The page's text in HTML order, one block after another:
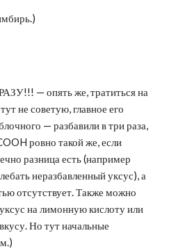
— опять же, тратиться на
не советую, главное его
— разбавили в три раза,
ровно такой же, если
разница есть (например
неразбавленный уксус), а
отсутствует. Также можно
на лимонную кислоту или
Но тут начальные